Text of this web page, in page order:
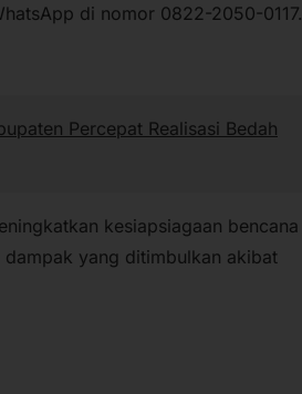
di nomor 0822-2050-0117.
Percepat Realisasi Bedah
kesiapsiagaan bencana
yang ditimbulkan akibat